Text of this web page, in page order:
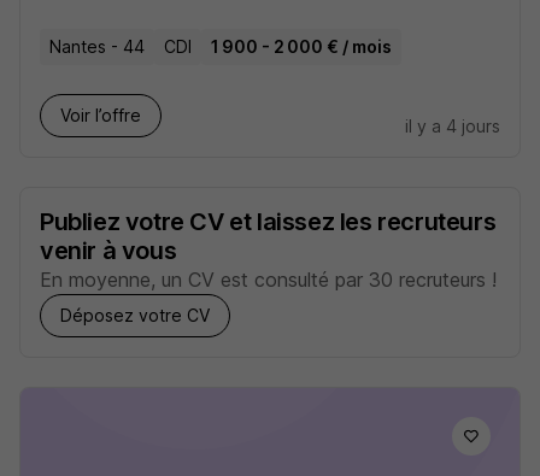
Nantes - 44 CDI 1 900 - 2 000 € / mois
Voir l’offre
il y a 4 jours
Publiez votre CV et laissez les recruteurs
venir à vous
En moyenne, un CV est consulté par 30 recruteurs !
Déposez votre CV